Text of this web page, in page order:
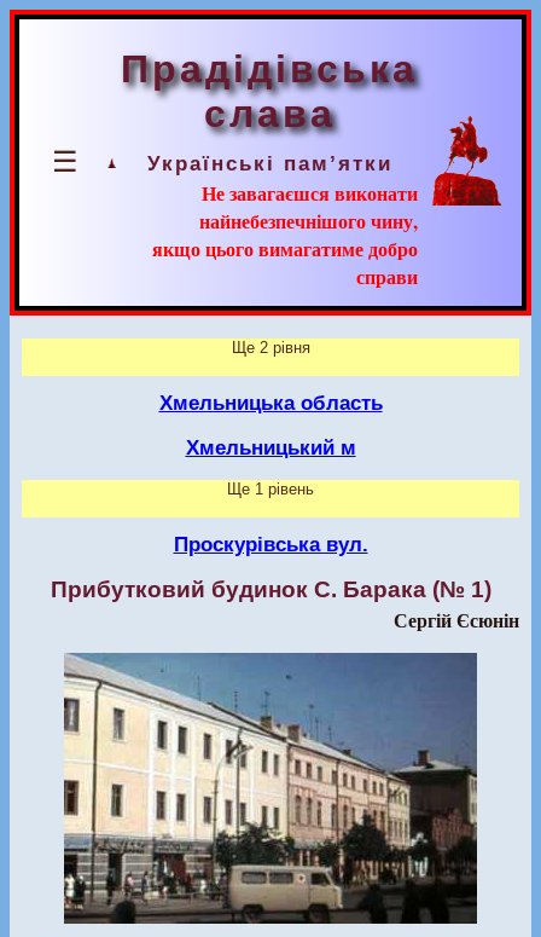
☰
Прадідівська
слава
Українські пам’ятки
Не завагаєшся виконати
найнебезпечнішого чину,
якщо цього вимагатиме добро
справи
Ще 2 рівня
Хмельницька область
Хмельницький м
Ще 1 рівень
Проскурівська вул.
Прибутковий будинок С. Барака (№ 1)
Сергій Єсюнін